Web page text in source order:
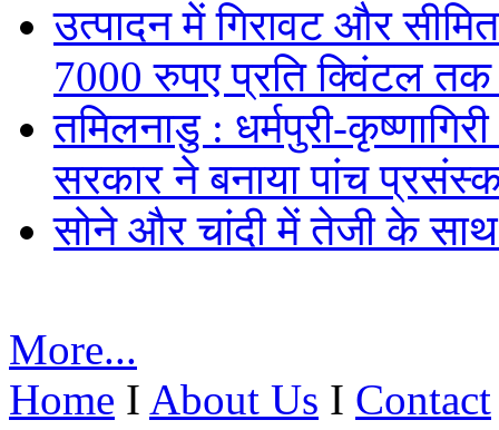
उत्पादन में गिरावट और
7000 रुपए प्रति क्विंटल
तमिलनाडु : धर्मपुरी-
सरकार ने बनाया पांच
सोने और चांदी में तेजी के
More...
Home I About Us I Contact